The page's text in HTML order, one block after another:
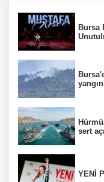
Bursa
sert
YENİ